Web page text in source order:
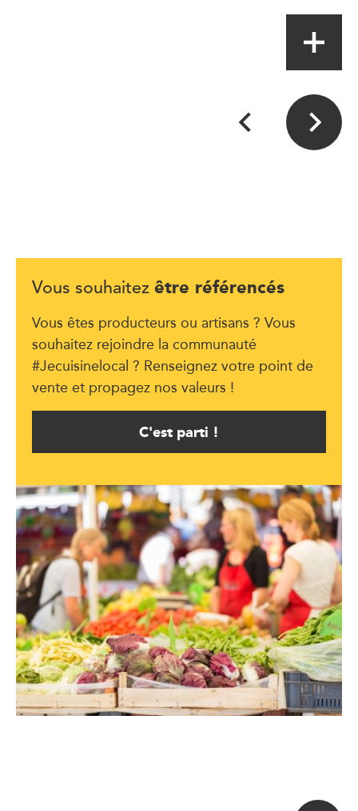
Vous souhaitez être référencés
Vous êtes producteurs ou artisans ? Vous
souhaitez rejoindre la communauté
#Jecuisinelocal ? Renseignez votre point de
vente et propagez nos valeurs !
C'est parti !